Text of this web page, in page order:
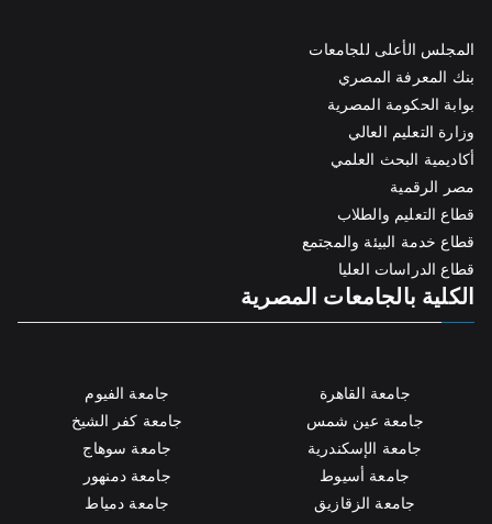
المجلس الأعلى للجامعات
بنك المعرفة المصري
بوابة الحكومة المصرية
وزارة التعليم العالي
أكاديمية البحث العلمي
مصر الرقمية
قطاع التعليم والطلاب
قطاع خدمة البيئة والمجتمع
قطاع الدراسات العليا
الكلية بالجامعات المصرية
جامعة القاهرة
جامعة عين شمس
جامعة الإسكندرية
جامعة أسيوط
جامعة الزقازيق
جامعة الفيوم
جامعة كفر الشيخ
جامعة سوهاج
جامعة دمنهور
جامعة دمياط